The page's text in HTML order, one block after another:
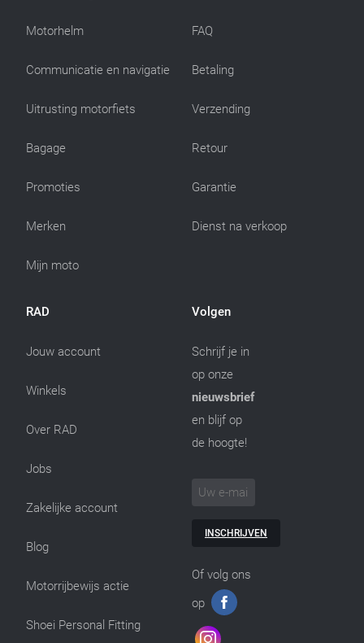
Motorhelm
Communicatie en navigatie
Uitrusting motorfiets
Bagage
Promoties
Merken
Mijn moto
FAQ
Betaling
Verzending
Retour
Garantie
Dienst na verkoop
RAD
Jouw account
Winkels
Over RAD
Jobs
Zakelijke account
Blog
Motorrijbewijs actie
Shoei Personal Fitting
Volgen
Schrijf je in
op onze
nieuwsbrief
en blijf op
de hoogte!
INSCHRIJVEN
Of volg ons
op